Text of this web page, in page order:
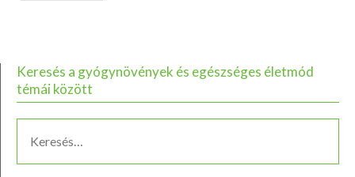
Keresés a gyógynövények és egészséges életmód
témái között